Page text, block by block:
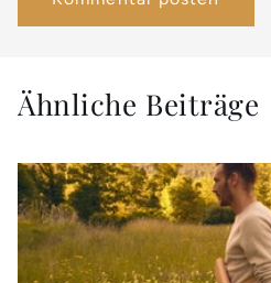
Ähnliche Beiträge